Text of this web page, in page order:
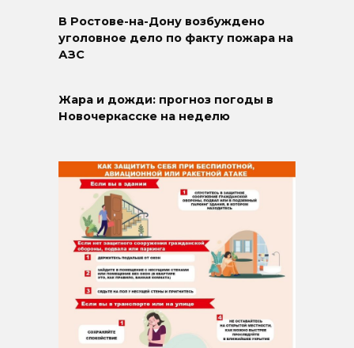
В Ростове-на-Дону возбуждено
уголовное дело по факту пожара на
АЗС
Жара и дожди: прогноз погоды в
Новочеркасске на неделю